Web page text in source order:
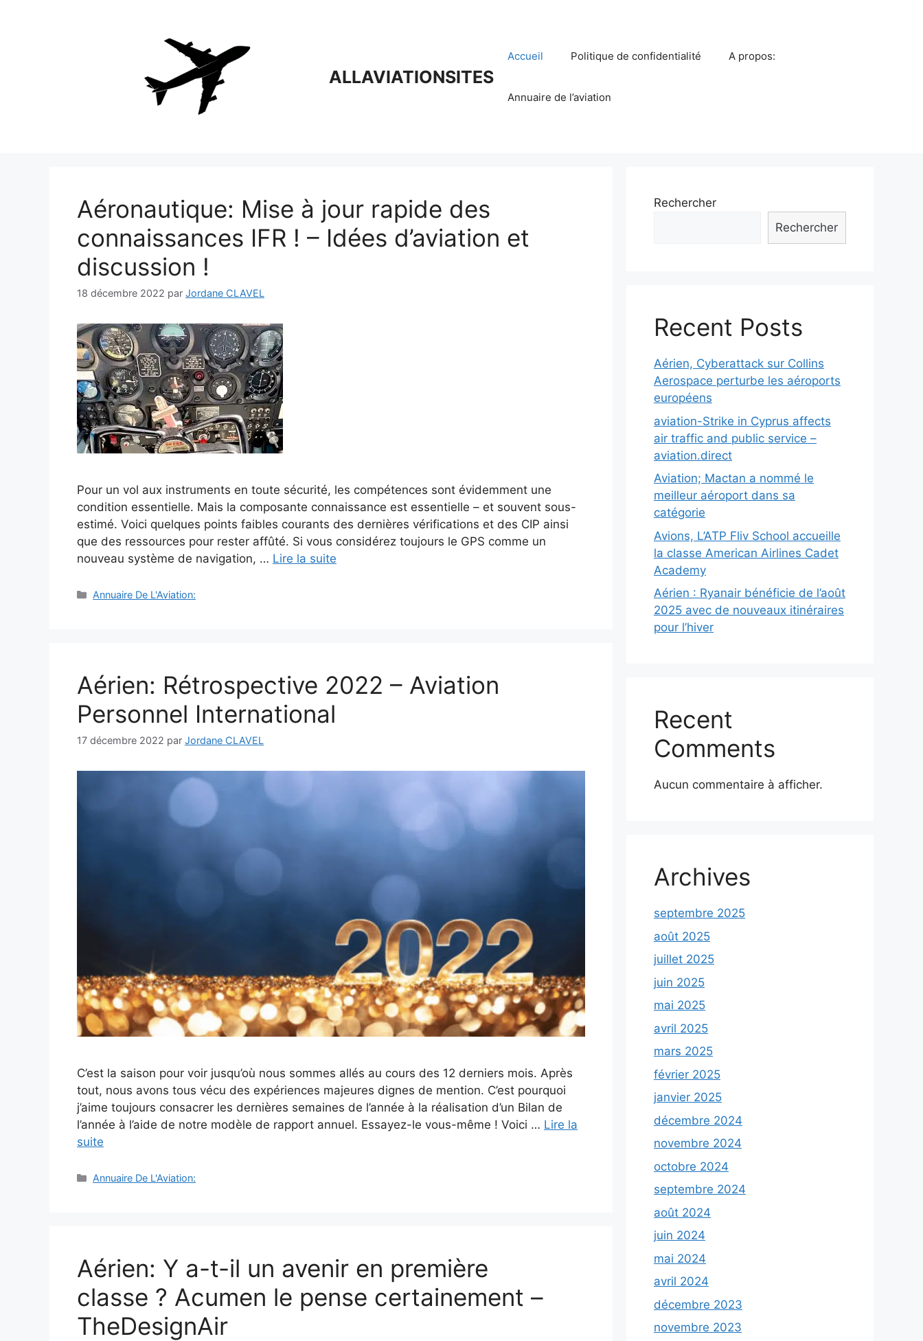
ALLAVIATIONSITES
Accueil Politique de confidentialité A propos:
Annuaire de l’aviation
Aéronautique: Mise à jour rapide des
connaissances IFR ! – Idées d’aviation et
discussion !
18 décembre 2022 par Jordane CLAVEL
Pour un vol aux instruments en toute sécurité, les compétences sont évidemment une
condition essentielle. Mais la composante connaissance est essentielle – et souvent sous-
estimé. Voici quelques points faibles courants des dernières vérifications et des CIP ainsi
que des ressources pour rester affûté. Si vous considérez toujours le GPS comme un
nouveau système de navigation, … Lire la suite
Catégories
Annuaire De L'Aviation:
Aérien: Rétrospective 2022 – Aviation
Personnel International
17 décembre 2022 par Jordane CLAVEL
C’est la saison pour voir jusqu’où nous sommes allés au cours des 12 derniers mois. Après
tout, nous avons tous vécu des expériences majeures dignes de mention. C’est pourquoi
j’aime toujours consacrer les dernières semaines de l’année à la réalisation d’un Bilan de
l’année à l’aide de notre modèle de rapport annuel. Essayez-le vous-même ! Voici … Lire la
suite
Catégories
Annuaire De L'Aviation:
Aérien: Y a-t-il un avenir en première
classe ? Acumen le pense certainement – ​​
TheDesignAir
Rechercher
Rechercher
Recent Posts
Aérien, Cyberattack sur Collins
Aerospace perturbe les aéroports
européens
aviation-Strike in Cyprus affects
air traffic and public service –
aviation.direct
Aviation; Mactan a nommé le
meilleur aéroport dans sa
catégorie
Avions, L’ATP Fliv School accueille
la classe American Airlines Cadet
Academy
Aérien : Ryanair bénéficie de l’août
2025 avec de nouveaux itinéraires
pour l’hiver
Recent
Comments
Aucun commentaire à afficher.
Archives
septembre 2025
août 2025
juillet 2025
juin 2025
mai 2025
avril 2025
mars 2025
février 2025
janvier 2025
décembre 2024
novembre 2024
octobre 2024
septembre 2024
août 2024
juin 2024
mai 2024
avril 2024
décembre 2023
novembre 2023